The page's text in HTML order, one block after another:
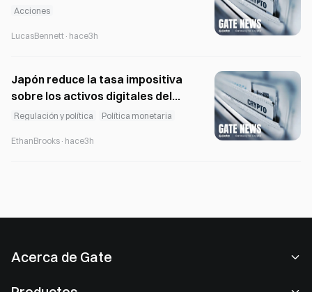
impagos de descubiertos entre
jóvenes.
Acciones
LucasBennett · hace3h
Japón reduce la tasa impositiva
sobre los activos digitales del
55% al 20% en virtud de una
Regulación y política Política monetaria
EthanBrooks · hace3h
Acerca de Gate